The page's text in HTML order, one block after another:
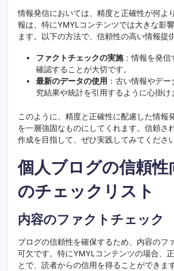
情報発信においては、精度と正確性が何よ
報は、特にYMYLコンテンツでは大きな影
ます。以下の方法で、信頼性の高い情報提
ファクトチェックの実施：情報を発信
確認することが大切です。
最新のデータの使用 ：古い情報やデ
究結果や統計を引用するように心掛け
このように、精度と正確性に配慮した情報
を一層強固なものにしてくれます。信頼さ
作成を目指して、ぜひ実践してみてください
個人ブログの信頼
のチェックリスト
内容のファクトチェック
ブログの信頼性を確保するため、内容のフ
可欠です。特にYMYLコンテンツの場合、
とで、読者からの信用を得ることができま